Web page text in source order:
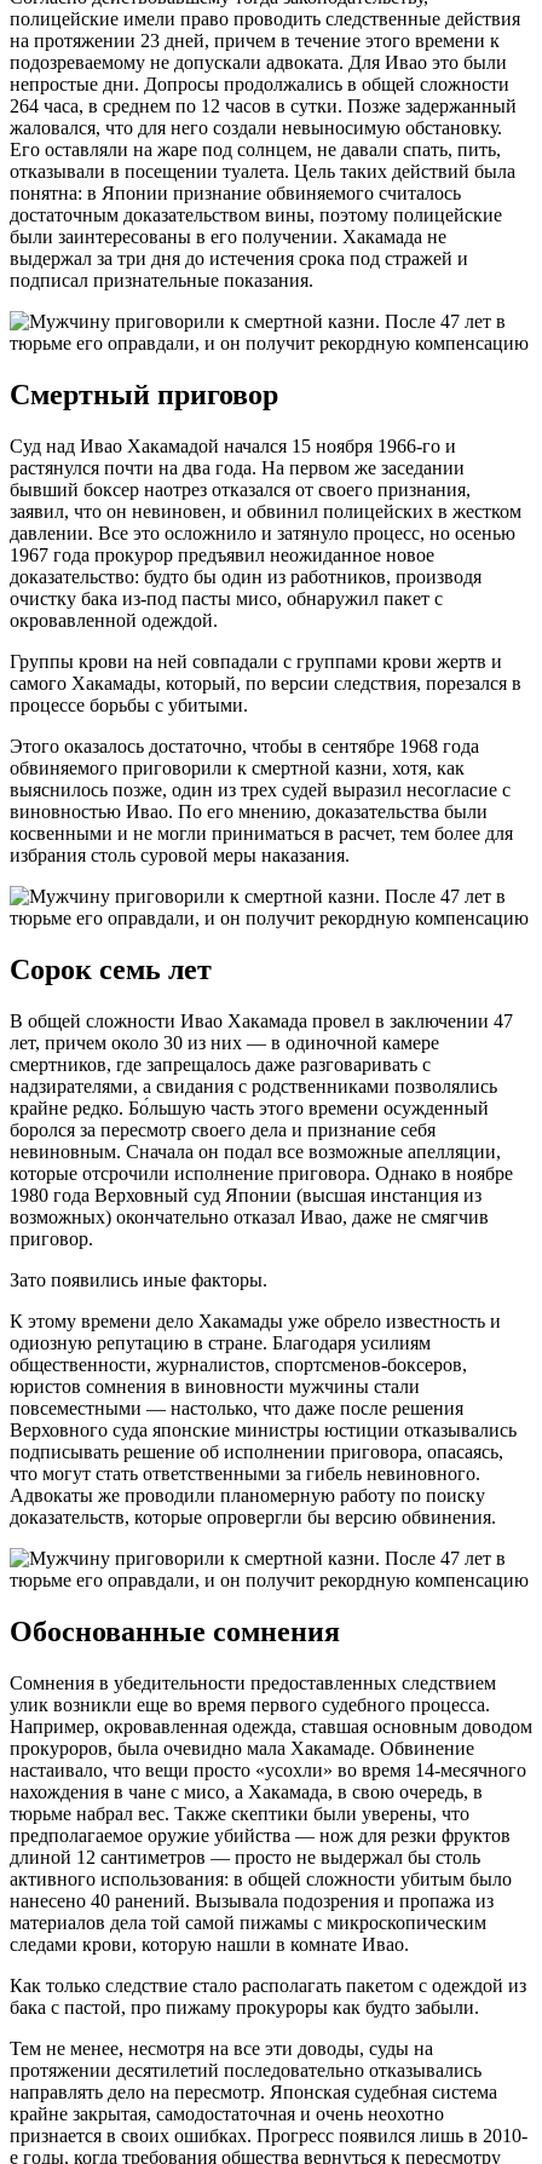
полицейские имели право проводить следственные действия
на протяжении 23 дней, причем в течение этого времени к
подозреваемому не допускали адвоката. Для Ивао это были
непростые дни. Допросы продолжались в общей сложности
264 часа, в среднем по 12 часов в сутки. Позже задержанный
жаловался, что для него создали невыносимую обстановку.
Его оставляли на жаре под солнцем, не давали спать, пить,
отказывали в посещении туалета. Цель таких действий была
понятна: в Японии признание обвиняемого считалось
достаточным доказательством вины, поэтому полицейские
были заинтересованы в его получении. Хакамада не
выдержал за три дня до истечения срока под стражей и
подписал признательные показания.
Смертный приговор
Суд над Ивао Хакамадой начался 15 ноября 1966-го и
растянулся почти на два года. На первом же заседании
бывший боксер наотрез отказался от своего признания,
заявил, что он невиновен, и обвинил полицейских в жестком
давлении. Все это осложнило и затянуло процесс, но осенью
1967 года прокурор предъявил неожиданное новое
доказательство: будто бы один из работников, производя
очистку бака из-под пасты мисо, обнаружил пакет с
окровавленной одеждой.
Группы крови на ней совпадали с группами крови жертв и
самого Хакамады, который, по версии следствия, порезался в
процессе борьбы с убитыми.
Этого оказалось достаточно, чтобы в сентябре 1968 года
обвиняемого приговорили к смертной казни, хотя, как
выяснилось позже, один из трех судей выразил несогласие с
виновностью Ивао. По его мнению, доказательства были
косвенными и не могли приниматься в расчет, тем более для
избрания столь суровой меры наказания.
Сорок семь лет
В общей сложности Ивао Хакамада провел в заключении 47
лет, причем около 30 из них — в одиночной камере
смертников, где запрещалось даже разговаривать с
надзирателями, а свидания с родственниками позволялись
крайне редко. Бо́льшую часть этого времени осужденный
боролся за пересмотр своего дела и признание себя
невиновным. Сначала он подал все возможные апелляции,
которые отсрочили исполнение приговора. Однако в ноябре
1980 года Верховный суд Японии (высшая инстанция из
возможных) окончательно отказал Ивао, даже не смягчив
приговор.
Зато появились иные факторы.
К этому времени дело Хакамады уже обрело известность и
одиозную репутацию в стране. Благодаря усилиям
общественности, журналистов, спортсменов-боксеров,
юристов сомнения в виновности мужчины стали
повсеместными — настолько, что даже после решения
Верховного суда японские министры юстиции отказывались
подписывать решение об исполнении приговора, опасаясь,
что могут стать ответственными за гибель невиновного.
Адвокаты же проводили планомерную работу по поиску
доказательств, которые опровергли бы версию обвинения.
Обоснованные сомнения
Сомнения в убедительности предоставленных следствием
улик возникли еще во время первого судебного процесса.
Например, окровавленная одежда, ставшая основным доводом
прокуроров, была очевидно мала Хакамаде. Обвинение
настаивало, что вещи просто «усохли» во время 14-месячного
нахождения в чане с мисо, а Хакамада, в свою очередь, в
тюрьме набрал вес. Также скептики были уверены, что
предполагаемое оружие убийства — нож для резки фруктов
длиной 12 сантиметров — просто не выдержал бы столь
активного использования: в общей сложности убитым было
нанесено 40 ранений. Вызывала подозрения и пропажа из
материалов дела той самой пижамы с микроскопическим
следами крови, которую нашли в комнате Ивао.
Как только следствие стало располагать пакетом с одеждой из
бака с пастой, про пижаму прокуроры как будто забыли.
Тем не менее, несмотря на все эти доводы, суды на
протяжении десятилетий последовательно отказывались
направлять дело на пересмотр. Японская судебная система
крайне закрытая, самодостаточная и очень неохотно
признается в своих ошибках. Прогресс появился лишь в 2010-
е годы, когда требования общества вернуться к пересмотру